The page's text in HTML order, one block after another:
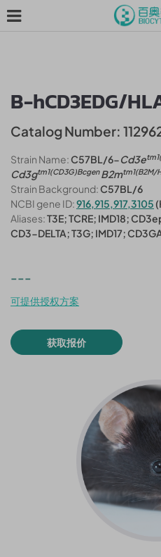
B-hCD3EDG/
Catalog Number:
Strain Name:C57BL/6-Cd3e
Cd3gtm1(CD3G)BcgenB2mtm1(B2M/
Strain Background:C57BL/6
NCBI gene ID:916,915,917,3105
Aliases:T3E; TCRE; IMD18;
CD3-DELTA; T3G; IMD17;
---
可提供授权方案
获取报价